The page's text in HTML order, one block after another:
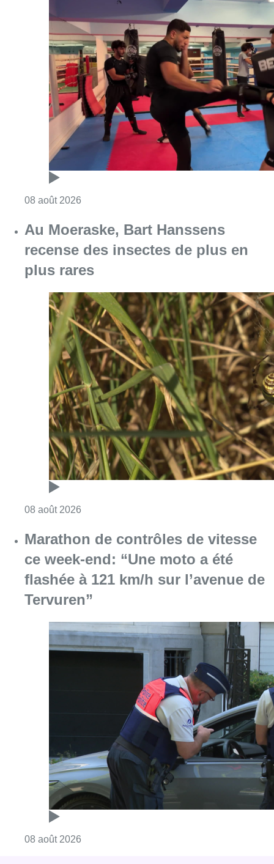
08 août 2026
Au Moeraske, Bart Hanssens
recense des insectes de plus en
plus rares
08 août 2026
Marathon de contrôles de vitesse
ce week-end: “Une moto a été
flashée à 121 km/h sur l’avenue de
Tervuren”
08 août 2026